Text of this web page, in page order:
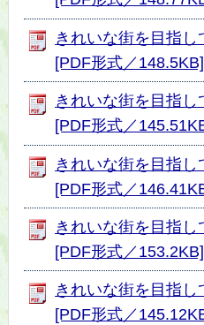
きれいな街を目指し
[PDF形式／148.5KB]
きれいな街を目指し
[PDF形式／
きれいな街を目指し
[PDF形式／
きれいな街を目指し
[PDF形式／153.2KB]
きれいな街を目指し
[PDF形式／